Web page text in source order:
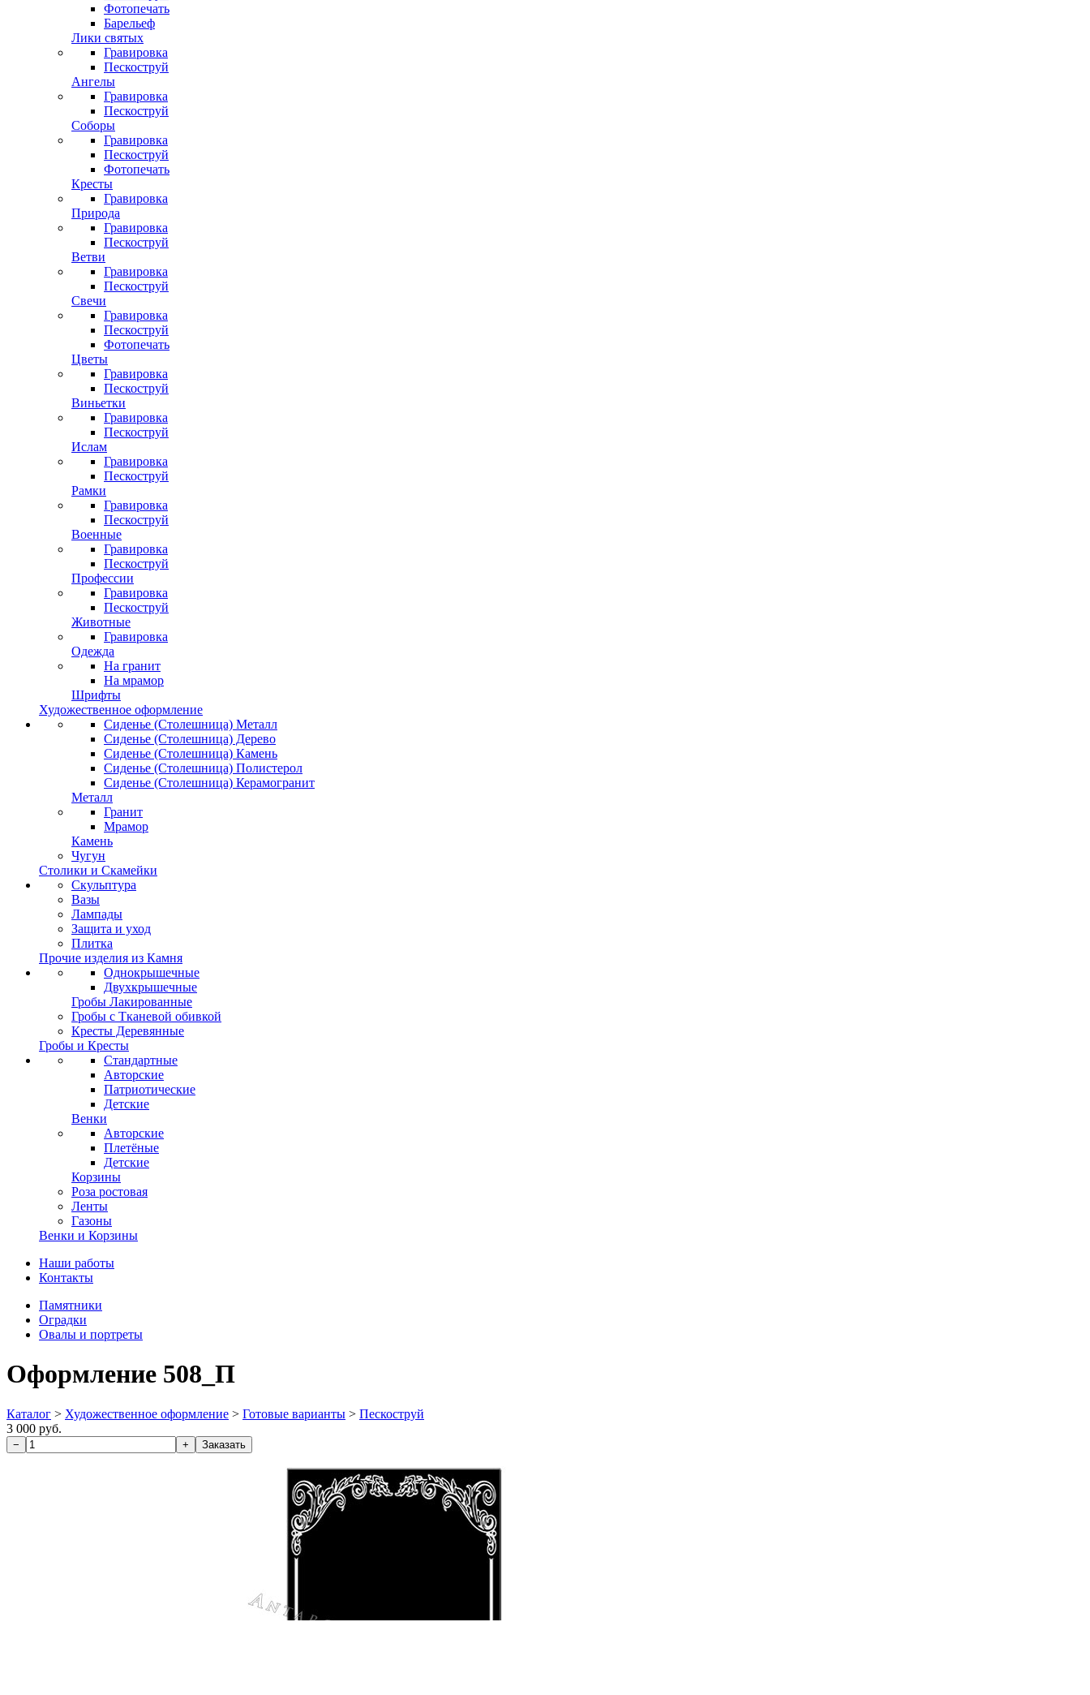
Фотопечать
Барельеф
Лики святых
Гравировка
Пескоструй
Ангелы
Гравировка
Пескоструй
Соборы
Гравировка
Пескоструй
Фотопечать
Кресты
Гравировка
Природа
Гравировка
Пескоструй
Ветви
Гравировка
Пескоструй
Свечи
Гравировка
Пескоструй
Фотопечать
Цветы
Гравировка
Пескоструй
Виньетки
Гравировка
Пескоструй
Ислам
Гравировка
Пескоструй
Рамки
Гравировка
Пескоструй
Военные
Гравировка
Пескоструй
Профессии
Гравировка
Пескоструй
Животные
Гравировка
Одежда
На гранит
На мрамор
Шрифты
Художественное оформление
Сиденье (Столешница) Металл
Сиденье (Столешница) Дерево
Сиденье (Столешница) Камень
Сиденье (Столешница) Полистерол
Сиденье (Столешница) Керамогранит
Металл
Гранит
Мрамор
Камень
Чугун
Столики и Скамейки
Скульптура
Вазы
Лампады
Защита и уход
Плитка
Прочие изделия из Камня
Однокрышечные
Двухкрышечные
Гробы Лакированные
Гробы с Тканевой обивкой
Кресты Деревянные
Гробы и Кресты
Стандартные
Авторские
Патриотические
Детские
Венки
Авторские
Плетёные
Детские
Корзины
Роза ростовая
Ленты
Газоны
Венки и Корзины
Наши работы
Контакты
Памятники
Оградки
Овалы и портреты
Оформление 508_П
Каталог > Художественное оформление > Готовые варианты > Пескоструй
3 000 руб.